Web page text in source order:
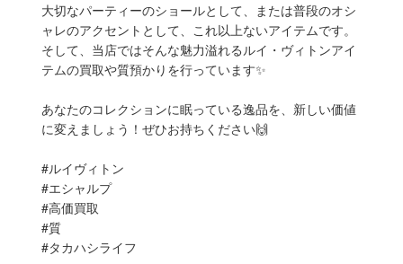
大切なパーティーのショールとして、または普段のオシ
ャレのアクセントとして、これ以上ないアイテムです。
そして、当店ではそんな魅力溢れるルイ・ヴィトンアイ
テムの買取や質預かりを行っています✨
あなたのコレクションに眠っている逸品を、新しい価値
に変えましょう！ぜひお持ちください🙌
#ルイヴィトン
#エシャルプ
#高価買取
#質
#タカハシライフ